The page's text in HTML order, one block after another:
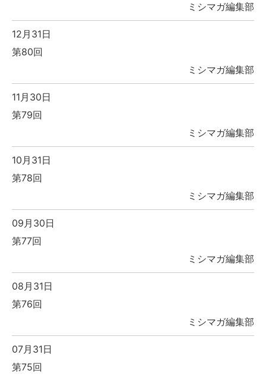
ミシマガ編集部
12月31日
第80回
ミシマガ編集部
11月30日
第79回
ミシマガ編集部
10月31日
第78回
ミシマガ編集部
09月30日
第77回
ミシマガ編集部
08月31日
第76回
ミシマガ編集部
07月31日
第75回